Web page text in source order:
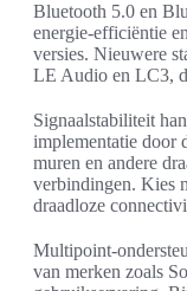
Bluetooth 5.0 en
energie-efficiëntie
versies. Nieuwere
LE Audio en LC3,
Signaalstabiliteit
implementatie door
muren en andere
verbindingen. Kies
draadloze
Multipoint-
van merken zoals